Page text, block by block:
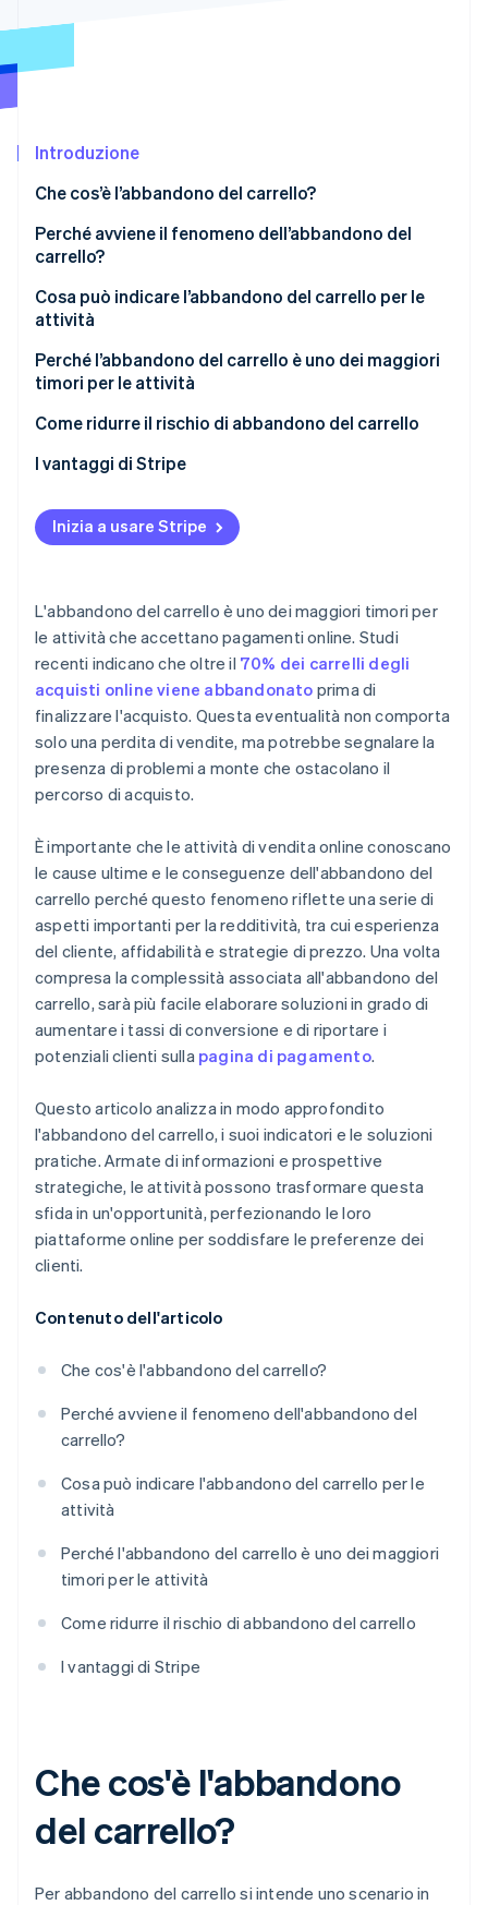
Prevenzione delle frodi
Climate
Verifica online dell'identità
Stripe Sessions 2026
Scopri come Stripe sta costruendo l'infrastruttura
Guarda ora
Introduzione
Che cos’è l’abbandono del carrello?
Perché avviene il fenomeno dell’abbandono del
carrello?
Cosa può indicare l’abbandono del carrello per le
attività
Perché l’abbandono del carrello è uno dei maggiori
timori per le attività
Come ridurre il rischio di abbandono del carrello
Risolvi il problema dei costi imprevisti
Semplifica la procedura di pagamento
Gestisci l’obbligo di creare un account
Rafforza le misure di sicurezza
Ottimizza le prestazioni del sito web
Esponi in modo chiaro le politiche di reso
Gestisci le scorte in modo efficace
I vantaggi di Stripe
Inizia a usare Stripe
L'abbandono del carrello è uno dei maggiori timori per
le attività che accettano pagamenti online. Studi
recenti indicano che oltre il 70% dei carrelli degli
acquisti online viene abbandonato prima di
finalizzare l'acquisto. Questa eventualità non comporta
solo una perdita di vendite, ma potrebbe segnalare la
presenza di problemi a monte che ostacolano il
percorso di acquisto.
È importante che le attività di vendita online conoscano
le cause ultime e le conseguenze dell'abbandono del
carrello perché questo fenomeno riflette una serie di
aspetti importanti per la redditività, tra cui esperienza
del cliente, affidabilità e strategie di prezzo. Una volta
compresa la complessità associata all'abbandono del
carrello, sarà più facile elaborare soluzioni in grado di
aumentare i tassi di conversione e di riportare i
potenziali clienti sulla pagina di pagamento.
Questo articolo analizza in modo approfondito
l'abbandono del carrello, i suoi indicatori e le soluzioni
pratiche. Armate di informazioni e prospettive
strategiche, le attività possono trasformare questa
sfida in un'opportunità, perfezionando le loro
piattaforme online per soddisfare le preferenze dei
clienti.
Contenuto dell'articolo
Che cos'è l'abbandono del carrello?
Perché avviene il fenomeno dell'abbandono del
carrello?
Cosa può indicare l'abbandono del carrello per le
attività
Perché l'abbandono del carrello è uno dei maggiori
timori per le attività
Come ridurre il rischio di abbandono del carrello
I vantaggi di Stripe
Che cos'è l'abbandono
del carrello?
Per abbandono del carrello si intende uno scenario in